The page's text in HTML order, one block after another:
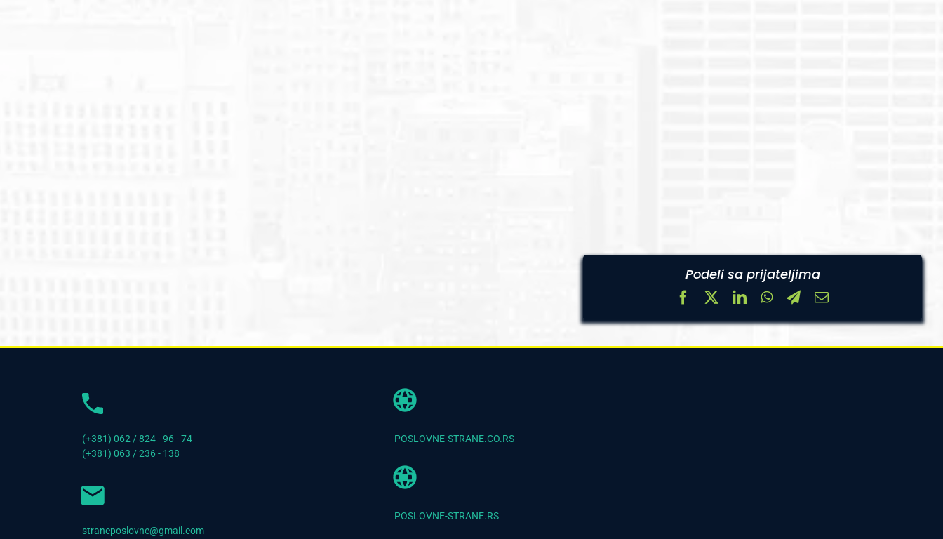
Podeli sa prijateljima
(+381) 062 / 824 - 96 - 74
(+381) 063 / 236 - 138
straneposlovne@gmail.com
POSLOVNE-STRANE.CO.RS
POSLOVNE-STRANE.RS